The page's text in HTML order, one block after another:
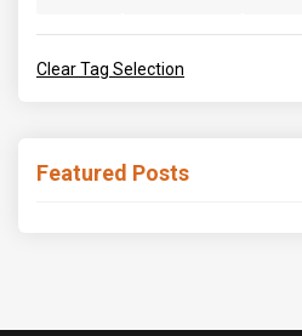
Clear Tag Selection
Featured Posts